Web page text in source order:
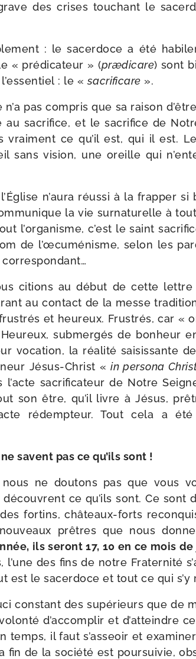
des crises tou­chant le
: le sacer­doce a été
« pré­di­ca­teur » (præ­di­care) sont
: le «sacri­fi­care ».
pas com­pris que sa rai­son
au sacri­fice, et le sacri­fice de
vrai­ment ce qu’il est, qui il est.
sans vision, une oreille qui
l’Église n’aura réus­si à la frap­per
la vie sur­na­tu­relle à
l’organisme, c’est le saint
de l’œcuménisme, selon les
citions au début de cette
au contact de la messe
et heu­reux. Frustrés, car «
sub­mer­gés de bon­heur
voca­tion, la réa­li­té sai­sis­sante
Jésus-​Christ «in per­so­na
l’acte sacri­fi­ca­teur de Notre
son être, qu’il livre à Jésus,
rédemp­teur. Tout cela a
savent pas ce qu’ils sont !
ne dou­tons pas que vous
ce qu’ils sont. Ce sont
for­tins, châteaux-​forts
prêtres que nous
ils seront 17, 10 en ce mois
l’une des fins de notre Fraternité
est le sacer­doce et tout ce qui s’y
constant des supé­rieurs que de
d’accomplir et d’atteindre
temps, il faut s’asseoir et
fin de la socié­té est pour­sui­vie,